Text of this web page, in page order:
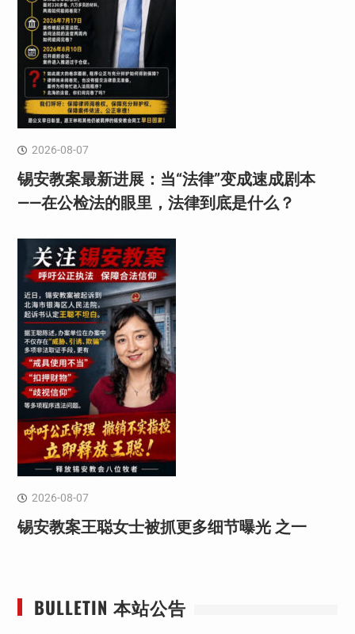
2026-08-07
锡安教案最新进展：当“法律”变成速成剧本
——在公检法的眼里，法律到底是什么？
2026-08-07
锡安教案王聪女士被抓更多细节曝光 之一
BULLETIN 本站公告